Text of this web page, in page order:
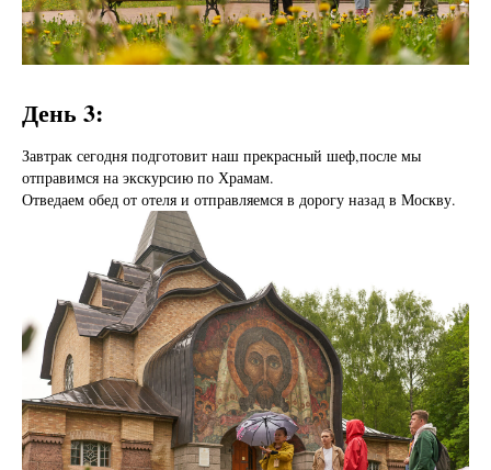
День 3:
Завтрак сегодня подготовит наш прекрасный шеф,после мы
отправимся на экскурсию по Храмам.
Отведаем обед от отеля и отправляемся в дорогу назад в Москву.